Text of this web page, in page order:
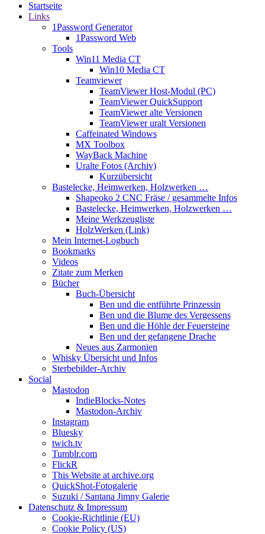
Startseite
Links
1Password Generator
1Password Web
Tools
Win11 Media CT
Win10 Media CT
Teamviewer
TeamViewer Host-Modul (PC)
TeamViewer QuickSupport
TeamViewer alte Versionen
TeamViewer uralt Versionen
Caffeinated Windows
MX Toolbox
WayBack Machine
Uralte Fotos (Archiv)
Kurzübersicht
Bastelecke, Heimwerken, Holzwerken …
Shapeoko 2 CNC Fräse / gesammelte Infos
Bastelecke, Heimwerken, Holzwerken …
Meine Werkzeugliste
HolzWerken (Link)
Mein Internet-Logbuch
Bookmarks
Videos
Zitate zum Merken
Bücher
Buch-Übersicht
Ben und die entführte Prinzessin
Ben und die Blume des Vergessens
Ben und die Höhle der Feuersteine
Ben und der gefangene Drache
Neues aus Zarmonien
Whisky Übersicht und Infos
Sterbebilder-Archiv
Social
Mastodon
IndieBlocks-Notes
Mastodon-Archiv
Instagram
Bluesky
twich.tv
Tumblr.com
FlickR
This Website at archive.org
QuickShot-Fotogalerie
Suzuki / Santana Jimny Galerie
Datenschutz & Impressum
Cookie-Richtlinie (EU)
Cookie Policy (US)